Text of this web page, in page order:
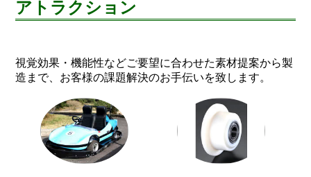
アトラクション
視覚効果・機能性などご要望に合わせた素材提案から製
造まで、お客様の課題解決のお手伝いを致します。